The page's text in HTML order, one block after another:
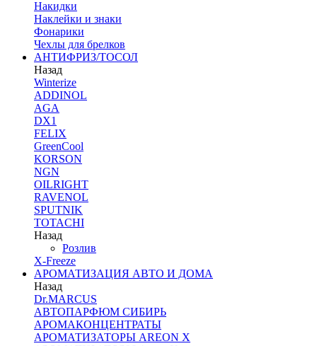
Накидки
Наклейки и знаки
Фонарики
Чехлы для брелков
АНТИФРИЗ/ТОСОЛ
Назад
Winterize
ADDINOL
AGA
DX1
FELIX
GreenCool
KORSON
NGN
OILRIGHT
RAVENOL
SPUTNIK
TOTACHI
Назад
Розлив
X-Freeze
АРОМАТИЗАЦИЯ АВТО И ДОМА
Назад
Dr.MARCUS
АВТОПАРФЮМ СИБИРЬ
АРОМАКОНЦЕНТРАТЫ
АРОМАТИЗАТОРЫ AREON X